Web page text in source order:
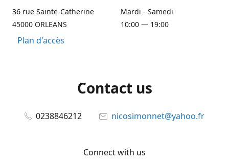
36 rue Sainte-Catherine
45000 ORLEANS
Plan d'accès
Mardi - Samedi
10:00 — 19:00
Contact us
0238846212 nicosimonnet@yahoo.fr
Connect with us